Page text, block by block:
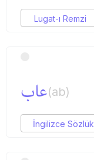
Lugat-ı Remzi
عاب(ab)
İngilizce Sözlük